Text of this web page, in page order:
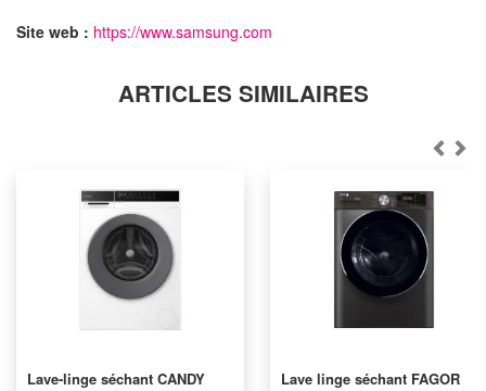
Site web : https://www.samsung.com
ARTICLES SIMILAIRES
Lave-linge séchant CANDY
Lave linge séchant FAGOR